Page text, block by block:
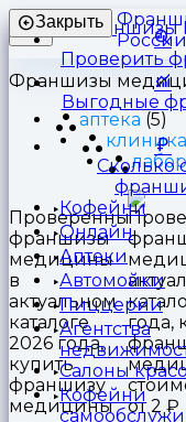
России
Закрыть
Проверить
Выгодные
Сколько
Кофейни
Онлайн
Аптеки
Автомойки
Пиццерии
Агентства
Салоны
Кофейни
Франшизы
аптека (5)
клиника
Проверенные
франшизы
медицины
в
актуальном
каталоге
2026 года,
купить
франшизу
медицины